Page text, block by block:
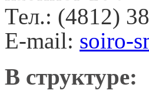
Тел.: (4812)
E-mail: soiro-
В структуре: